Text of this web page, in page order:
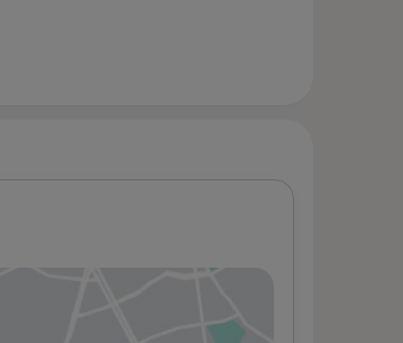
w nowej karcie